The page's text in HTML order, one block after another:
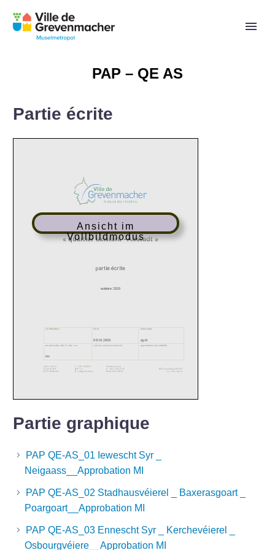
PAP – QE AS
Partie écrite
Ansicht im
Vollbildmodus
Partie graphique
PAP QE-AS_01 Iewescht Syr _
Neigaass__Approbation MI
PAP QE-AS_02 Stadhausvéierel _ Baxerasgoart _
Poargoart__Approbation MI
PAP QE-AS_03 Ennescht Syr _ Kerchevéierel _
Osbourgvéiere__Approbation MI